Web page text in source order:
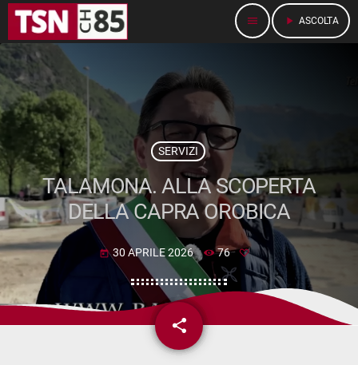
menu play_arrow ASCOLTA
SERVIZI
TALAMONA. ALLA SCOPERTA
DELLA CAPRA OROBICA
today 30 APRILE 2026 76
share
email